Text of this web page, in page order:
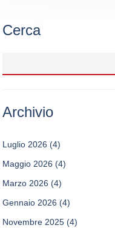
Cerca
Archivio
Luglio 2026 (4)
Maggio 2026 (4)
Marzo 2026 (4)
Gennaio 2026 (4)
Novembre 2025 (4)